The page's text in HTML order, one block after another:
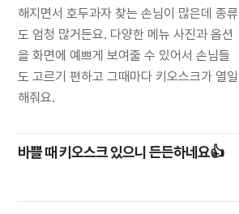
해지면서 호두과자 찾는 손님이 많은데 종류
도 엄청 많거든요. 다양한 메뉴 사진과 옵션
을 화면에 예쁘게 보여줄 수 있어서 손님들
도 고르기 편하고 그때마다 키오스크가 열일
해줘요.
바쁠 때 키오스크 있으니 든든하네요👍